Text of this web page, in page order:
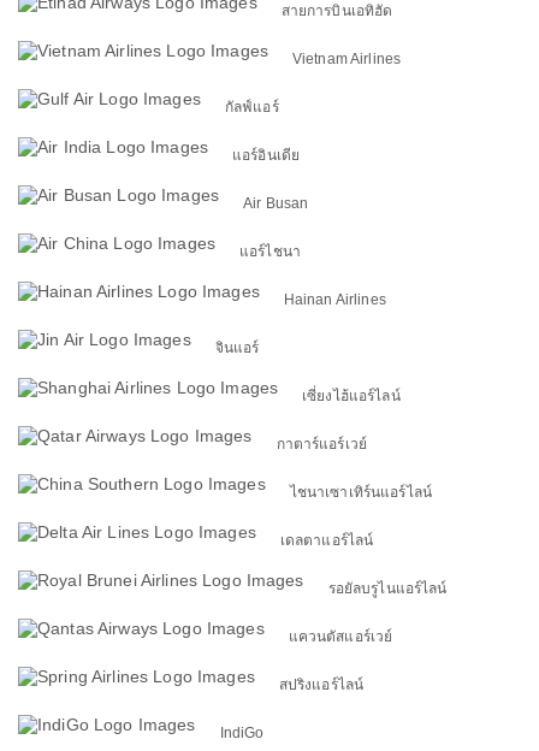
สายการบินเอทิฮัด
Vietnam Airlines
กัลฟ์แอร์
แอร์อินเดีย
Air Busan
แอร์ไชนา
Hainan Airlines
จินแอร์
เซี่ยงไฮ้แอร์ไลน์
กาตาร์แอร์เวย์
ไชนาเซาเทิร์นแอร์ไลน์
เดลตาแอร์ไลน์
รอยัลบรูไนแอร์ไลน์
แควนตัสแอร์เวย์
สปริงแอร์ไลน์
IndiGo